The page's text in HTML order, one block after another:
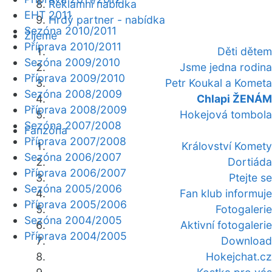
Reklamní nabídka
Hrdý partner - nabídka
Žijeme
Děti dětem
Jsme jedna rodina
Petr Koukal a Kometa
Chlapi ŽENÁM
Hokejová tombola
Fanzóna
Království Komety
Dortiáda
Ptejte se
Fan klub informuje
Fotogalerie
Aktivní fotogalerie
Download
Hokejchat.cz
EHT 2011
Sezóna 2010/2011
Příprava 2010/2011
Sezóna 2009/2010
Příprava 2009/2010
Sezóna 2008/2009
Příprava 2008/2009
Sezóna 2007/2008
Příprava 2007/2008
Sezóna 2006/2007
Příprava 2006/2007
Sezóna 2005/2006
Příprava 2005/2006
Sezóna 2004/2005
Příprava 2004/2005